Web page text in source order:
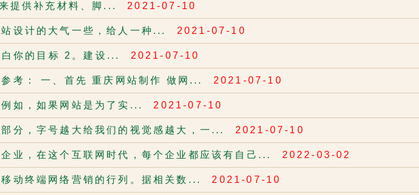
提供补充材料、脚... 2021-07-10
设计的大气一些，给人一种... 2021-07-10
你的目标 2。建设... 2021-07-10
考： 一、首先 重庆网站制作 做网... 2021-07-10
如，如果网站是为了实... 2021-07-10
分，字号越大给我们的视觉感越大，一... 2021-07-10
业，在这个互联网时代，每个企业都应该有自己... 2022-03-02
动终端网络营销的行列。据相关数... 2021-07-10